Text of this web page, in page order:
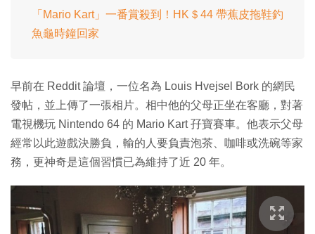
「Mario Kart」一番賞殺到！HK＄44 帶蕉皮拖鞋釣
魚龜時鐘回家
早前在 Reddit 論壇，一位名為 Louis Hvejsel Bork 的網民
發帖，並上傳了一張相片。相中他的父母正坐在客廳，對著
電視機玩 Nintendo 64 的 Mario Kart 孖寶賽車。他表示父母
經常以此遊戲決勝負，輸的人要負責泡茶、咖啡或洗碗等家
務，更神奇是這個習慣已為維持了近 20 年。